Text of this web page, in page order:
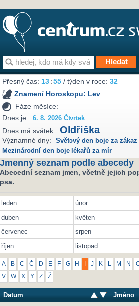
Přesný čas:13:55 / týden v roce:32
Znamení Horoskopu: Lev
Fáze měsíce:
Dnes je:
6. 8. 2026 Čtvrtek
Dnes má svátek: Oldřiška
Významné dny: Světový den boje za
Mezinárodní den boje lékařů za mír
Jmenný seznam podle abecedy
Abecední seznam jmen, včetně jejich
psa.
leden únor
duben
květen
červenec
srpen
říjen
listopad
A B C Č D E F G H J K L M N
V W X Y Z Ž
Datum Jméno